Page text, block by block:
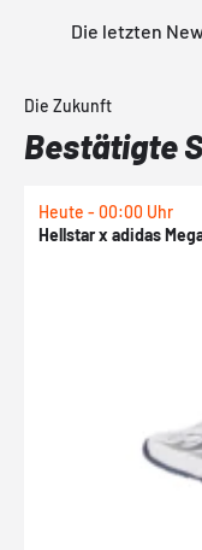
Die letzten
Die Zukunft
Bestätigte
Heute - 00:00 Uhr
Hellstar x adidas